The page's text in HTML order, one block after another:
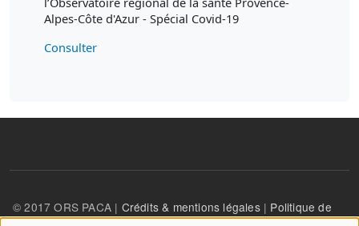
Alpes-Côte d'Azur - Spécial Covid-19
Consulter
© 2017 ORS PACA | Crédits & mentions légales| Politique de